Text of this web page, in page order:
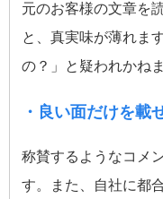
元のお客様の文章を
と、真実味が薄れま
の？」と疑われかね
・良い面だけを載
称賛するようなコメ
す。また、自社に都